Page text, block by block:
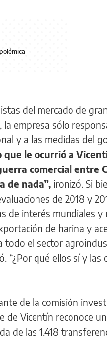
del mercado de
empresa sólo
y a las medidas del
le ocurrió a
comercial entre
de nada”, ironizó. Si
de 2018 y
de interés mundiales y
de harina y
todo el sector
“¿Por qué ellos sí y las
de la comisión
de Vicentín reconoce
de las 1.418